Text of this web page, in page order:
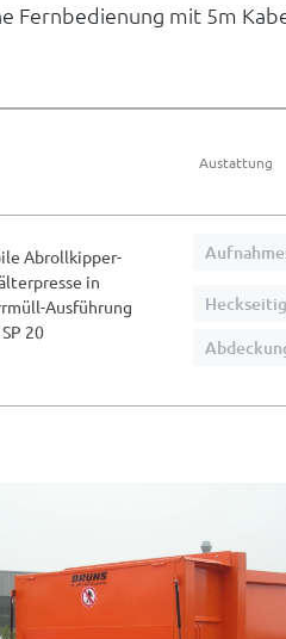
Fernbedienung mit 5m
Austattung
Abrollkipper-
in
Ausführung
20
Heckseitig